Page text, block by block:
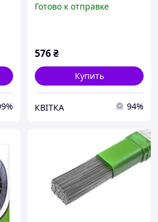
(GWS8801)
Готово к отправке
576₴
Купить
КВІТКА 94%